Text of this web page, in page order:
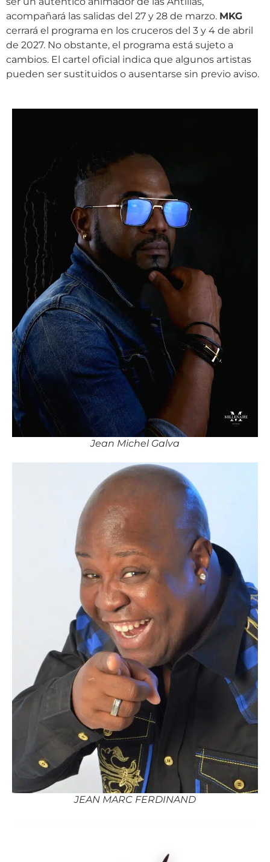
acompañará las salidas del 27 y 28 de marzo. MKG
cerrará el programa en los cruceros del 3 y 4 de abril
de 2027. No obstante, el programa está sujeto a
cambios. El cartel oficial indica que algunos artistas
pueden ser sustituidos o ausentarse sin previo aviso.
Jean Michel Galva
JEAN MARC FERDINAND